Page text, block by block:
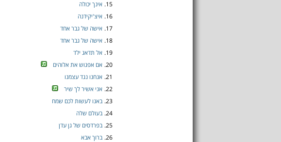
15. אינך יכולה
16. איצ'יקידנה
17. אישה של גבר אחד
18. אישה של גבר אחד
19. אל תדאג ילד
20. אם אפגוש את אלוהים
21. אנחנו נגד עצמנו
22. אני אשיר לך שיר
23. באנו לעשות לכם שמח
24. בעולם שלה
25. בפרדסים של גן עדן
26. ברוך אבא